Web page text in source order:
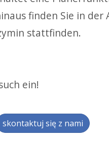
finden Sie in
stattfinden.
ein!
skontaktuj się z nami